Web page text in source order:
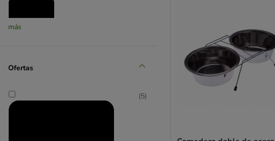
más
Ofertas
(5)